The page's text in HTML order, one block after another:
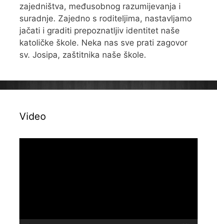
zajedništva, međusobnog razumijevanja i
suradnje. Zajedno s roditeljima, nastavljamo
jačati i graditi prepoznatljiv identitet naše
katoličke škole. Neka nas sve prati zagovor
sv. Josipa, zaštitnika naše škole.
Video